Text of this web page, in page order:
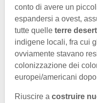
conto di avere un
espandersi a ovest,
tutte quelle terre
indigene locali, fra cui
ovviamente stavano
colonizzazione dei
europei/americani
Riuscire a costruire